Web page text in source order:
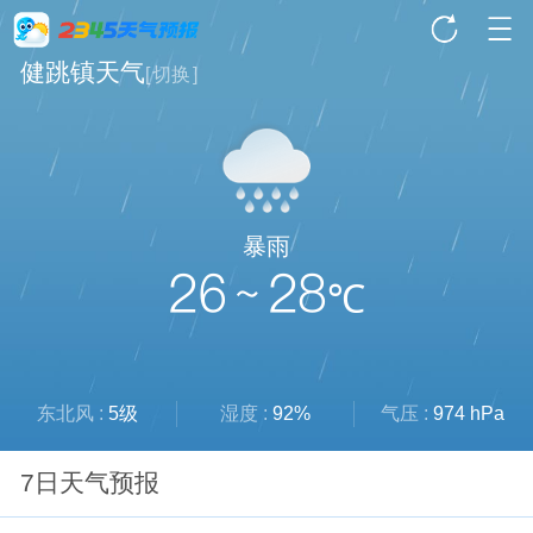
健跳镇天气[切换]
暴雨
26 ~ 28℃
东北风 :5级 湿度 : 92% 气压 : 974 hPa
7日天气预报